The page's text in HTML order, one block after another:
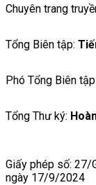
Chuyên trang
Tổng Biên tập:
Phó Tổng Biên
Tổng Thư ký:
Giấy phép số: 27/
ngày 17/9/2024